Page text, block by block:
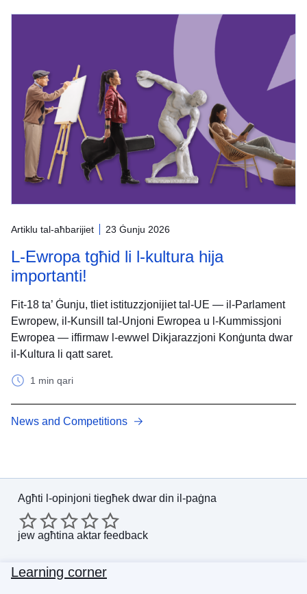
Artiklu tal-aħbarijiet 23 Ġunju 2026
L-Ewropa tgħid li l-kultura hija
importanti!
Fit-18 ta’ Ġunju, tliet istituzzjonijiet tal-UE — il-Parlament
Ewropew, il-Kunsill tal-Unjoni Ewropea u l-Kummissjoni
Ewropea — iffirmaw l-ewwel Dikjarazzjoni Konġunta dwar
il-Kultura li qatt saret.
1 min qari
News and Competitions
Agħti l-opinjoni tiegħek dwar din il-paġna
jew agħtina aktar feedback
Learning corner